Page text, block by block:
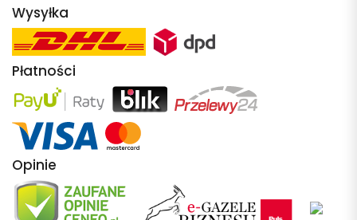
Wysyłka
Płatności
Opinie